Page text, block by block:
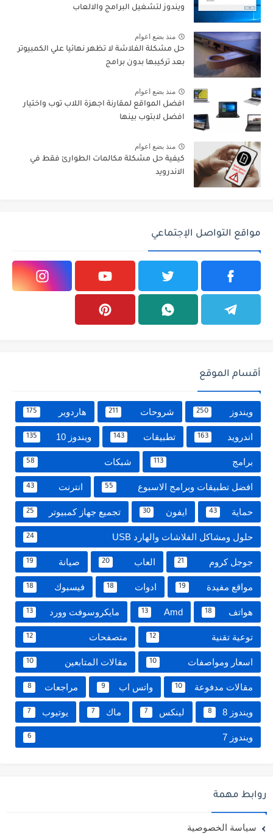
ويندوز لتشغيل البرامج والالعاب
منذ بضع اعوام
حل مشكلة الفلاشة لا تظهر نهائيا علي الكمبيوتر
بعد تركيبها بدون برامج
منذ بضع اعوام
افضل المواقع لمقارنة اجهزة اللاب توب واختيار
افضل لابتوب بينها
منذ بضع اعوام
كيفية حل مشكلة مكالمات الطوارئ فقط في
الاندرويد
مواقع التواصل الإجتماعي
أقسام الموقع
ويندوز 250 شروحات 211 هاردوير 175
اندرويد 163 تطبيقات 143 ويندوز 10 135
برامج 113 شبكات 58
افضل تطبيقات وبرامج الاسبوع 55 انترنت 43
حماية 43 ايفون 30 تجميع جهاز كمبيوتر 25
حلول ومشاكل الفلاشات والهارد USB 24
جوجل كروم 21 العاب 20 صيانة 19
مواقع مفيدة 19 ادوات 18 فيسبوك 18
هواتف 18
Amd
13 مايكروسوفت وورد 13
توعية تقنية 12 متصفحات 12
اسعار ومواصفات 10 مقالات المتابعين 10
مقالات مدفوعة 10 واتس اب 9 مراجعات 8
ويندوز 8 8 لينكس 7 ماك 7 يوتيوب 7
ويندوز 7 6
روابط مهمة
سياسة الخصوصية